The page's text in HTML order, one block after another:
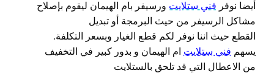
أيضا نوفر فني ستلايت ورسيفر بام الهيمان ليقوم بإصلاح
مشاكل الرسيفر من حيث البرمجة أو تبديل
القطع حيث اننا نوفر لكم قطع الغيار وبسعر التكلفة.
يسهم فني ستلايت ام الهيمان و بدور كبير في التخفيف
من الاعطال التي قد تلحق بالستلايت